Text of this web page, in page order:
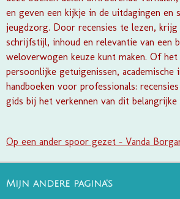
en geven een kijkje in de uitdagingen en
jeugdzorg. Door recensies te lezen, krijg
schrijfstijl, inhoud en relevantie van een
weloverwogen keuze kunt maken. Of
persoonlijke getuigenissen, academische
handboeken voor professionals:
gids bij het verkennen van dit belangrijke
Op een ander spoor gezet - Vanda
Mijn andere pagina's